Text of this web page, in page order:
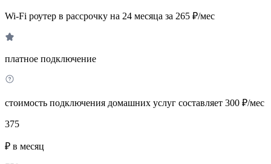
Wi-Fi роутер в рассрочку на 24 месяца за 265 ₽/мес
платное подключение
стоимость подключения домашних услуг составляет 300 ₽/мес
375
₽ в месяц